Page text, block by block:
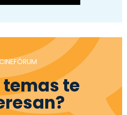
temas te